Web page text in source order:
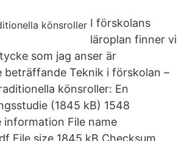
I förskolans
läroplan finner vi
som jag anser är
beträffande Teknik i förskolan –
könsroller: En
(1845 kB) 1548
information File name
File size 1845 kB Checksum